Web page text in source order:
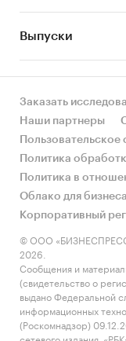
динамику
гг.
сахарным
Привести
тест-
способы
вид,
Рынок
Определить
выражении.
Определить
Выпуски
Заказать
Наши партнеры
Политика
Политика в
Облако для бизнеса
Корпоративный
© ООО
2026.
Сообщения и
(свидетельство о
выдано Федеральной
информационных
(Роскомнадзор)